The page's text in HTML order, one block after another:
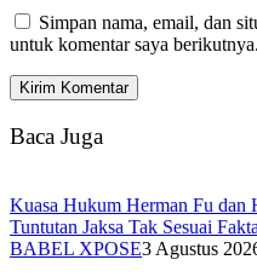
Simpan nama, email, dan
untuk komentar saya berikutnya.
Baca Juga
Kuasa Hukum Herman Fu dan
Tuntutan Jaksa Tak Sesuai
BABEL XPOSE3 Agustus